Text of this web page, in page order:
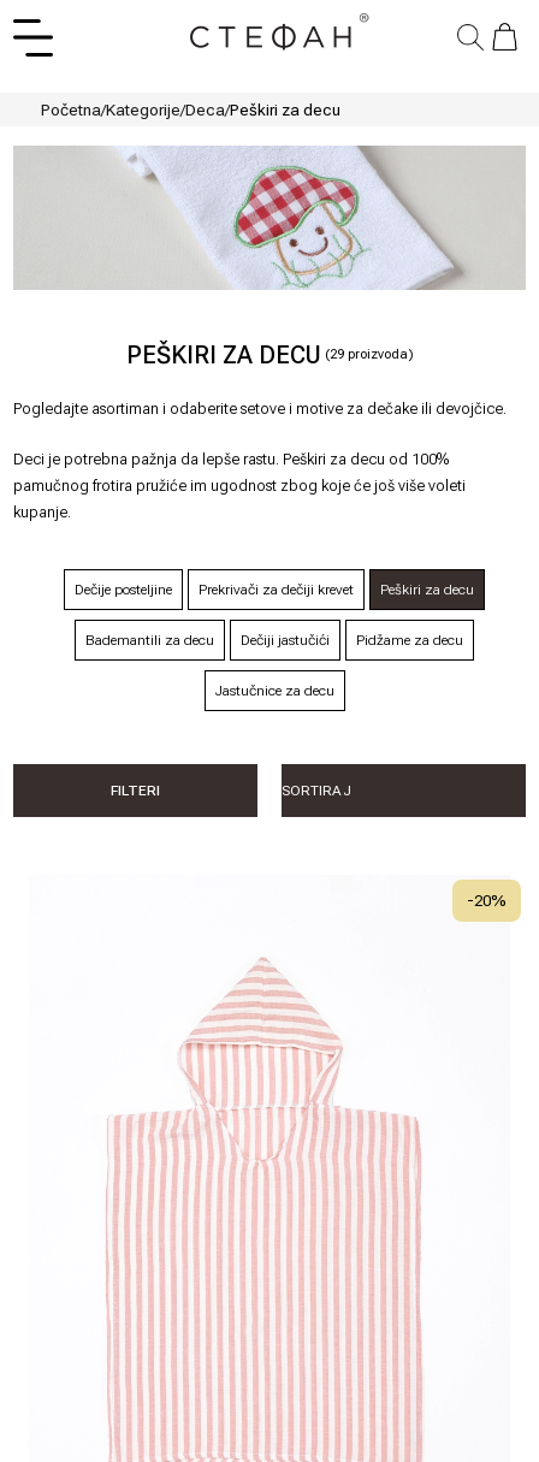
Početna/Kategorije/Deca/Peškiri za decu
PEŠKIRI ZA DECU (29proizvoda)
Pogledajte asortiman i odaberite setove i motive za dečake ili devojčice.
Deci je potrebna pažnja da lepše rastu. Peškiri za decu od 100%
pamučnog frotira pružiće im ugodnost zbog koje će još više voleti
kupanje.
Dečije posteljine Prekrivači za dečiji krevet Peškiri za decu
Bademantili za decu Dečiji jastučići Pidžame za decu
Jastučnice za decu
FILTERI
-20%